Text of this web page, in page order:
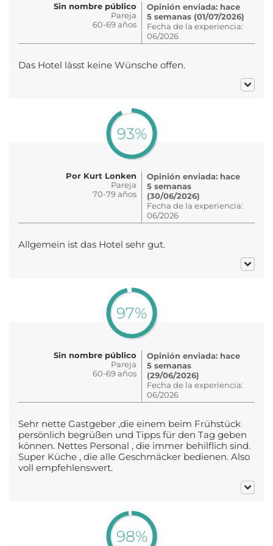
Sin nombre público
Pareja
60-69 años
Opinión enviada: hace
5 semanas (01/07/2026)
Fecha de la experiencia:
06/2026
Das Hotel lässt keine Wünsche offen.
93%
Por Kurt Lonken
Pareja
70-79 años
Opinión enviada: hace
5 semanas
(30/06/2026)
Fecha de la experiencia:
06/2026
Allgemein ist das Hotel sehr gut.
97%
Sin nombre público
Pareja
60-69 años
Opinión enviada: hace
5 semanas
(29/06/2026)
Fecha de la experiencia:
06/2026
Sehr nette Gastgeber ,die einem beim Frühstück
persönlich begrüßen und Tipps für den Tag geben
können. Nettes Personal , die immer behilflich sind.
Super Küche , die alle Geschmäcker bedienen. Also
voll empfehlenswert.
98%